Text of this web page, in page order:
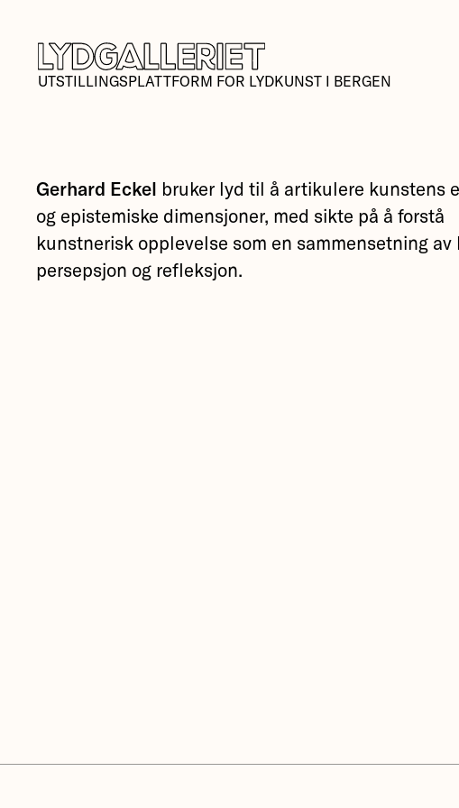
UTSTILLINGSPLATTFORM FOR LYDKUNST I BERGEN
Gerhard Eckel bruker lyd til å artikulere kunstens
og epistemiske dimensjoner, med sikte på å forstå
kunstnerisk opplevelse som en sammensetning av
persepsjon og refleksjon.